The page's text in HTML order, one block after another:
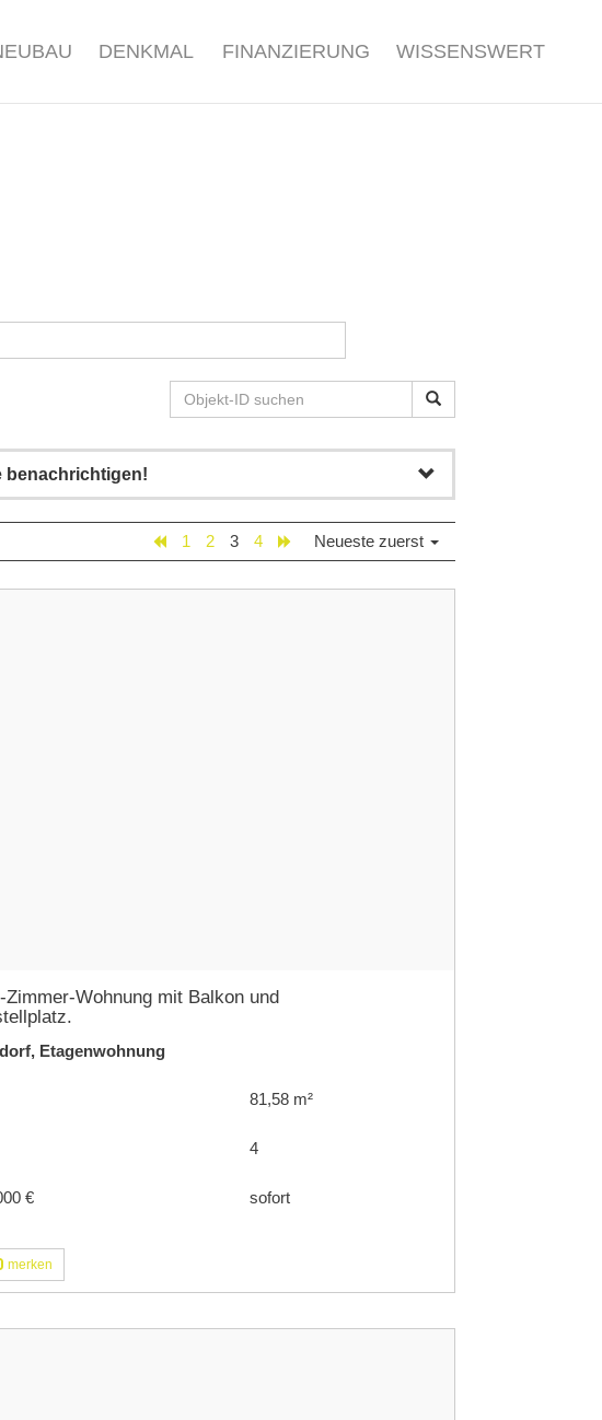
DENKMAL FINANZIERUNG WISSENSWERT
benachrichtigen!
1 2 3 4 Neueste zuerst
Zimmer-Wohnung mit Balkon und
Etagenwohnung
81,58 m²
4
€ sofort
merken